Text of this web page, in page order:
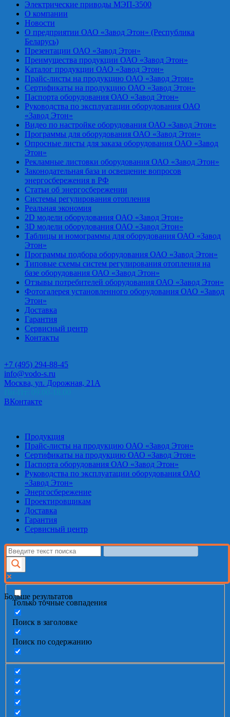
Электрические приводы МЭП-3500
О компании
Новости
О предприятии ОАО «Завод Этон» (Республика
Беларусь)
Презентации ОАО «Завод Этон»
Преимущества продукции ОАО «Завод Этон»
Каталог продукции ОАО «Завод Этон»
Прайс-листы на продукцию ОАО «Завод Этон»
Сертификаты на продукцию ОАО «Завод Этон»
Паспорта оборудования ОАО «Завод Этон»
Руководства по эксплуатации оборудования ОАО
«Завод Этон»
Видео по настройке оборудования ОАО «Завод Этон»
Программы для оборудования ОАО «Завод Этон»
Опросные листы для заказа оборудования ОАО «Завод
Этон»
Рекламные листовки оборудования ОАО «Завод Этон»
Законодательная база и освещение вопросов
энергосбережения в РФ
Статьи об энергосбережении
Системы регулирования отопления
Реальная экономия
2D модели оборудования ОАО «Завод Этон»
3D модели оборудования ОАО «Завод Этон»
Таблицы и номограммы для оборудования ОАО «Завод
Этон»
Программы подбора оборудования ОАО «Завод Этон»
Типовые схемы систем регулирования отопления на
базе оборудования ОАО «Завод Этон»
Отзывы потребителей оборудования ОАО «Завод Этон»
Фотогалерея установленного оборудования ОАО «Завод
Этон»
Доставка
Гарантия
Сервисный центр
Контакты
+7 (495) 294-88-45
info@vodo-s.ru
Москва, ул. Дорожная, 21А
ВКонтакте
Продукция
Прайс-листы на продукцию ОАО «Завод Этон»
Сертификаты на продукцию ОАО «Завод Этон»
Паспорта оборудования ОАО «Завод Этон»
Руководства по эксплуатации оборудования ОАО
«Завод Этон»
Энергосбережение
Проектировщикам
Доставка
Гарантия
Сервисный центр
Больше результатов
Только точные совпадения
Поиск в заголовке
Поиск по содержанию